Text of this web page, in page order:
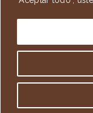
3501594
VISITAS
722
© Copyright